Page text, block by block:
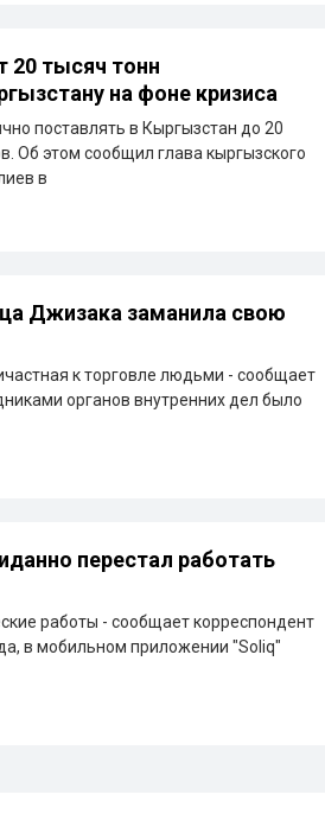
20 тысяч тонн
на фоне кризиса
поставлять в Кыргызстан до 20
Об этом сообщил глава кыргызского
в
Джизака заманила свою
к торговле людьми - сообщает
органов внутренних дел было
перестал работать
работы - сообщает корреспондент
в мобильном приложении "Soliq"